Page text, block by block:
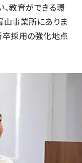
、教育ができる環
山事業所にありま
卒採用の強化地点